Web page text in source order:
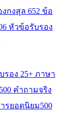
กงสุล 652 ข้อ
หัวข้อรับรอง
รอง 25+ ภาษา
คำถามจริง
รยอดนิยม500